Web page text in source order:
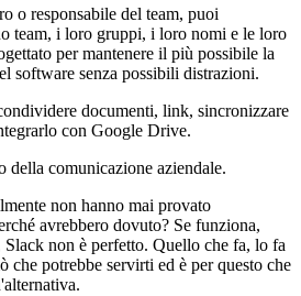
o responsabile del team, puoi
team, i loro gruppi, i loro nomi e le loro
per mantenere il più possibile la
software senza possibili distrazioni.
documenti, link, sincronizzare
con Google Drive.
della comunicazione aziendale.
non hanno mai provato
é avrebbero dovuto? Se funziona,
non è perfetto. Quello che fa, lo fa
che potrebbe servirti ed è per questo che